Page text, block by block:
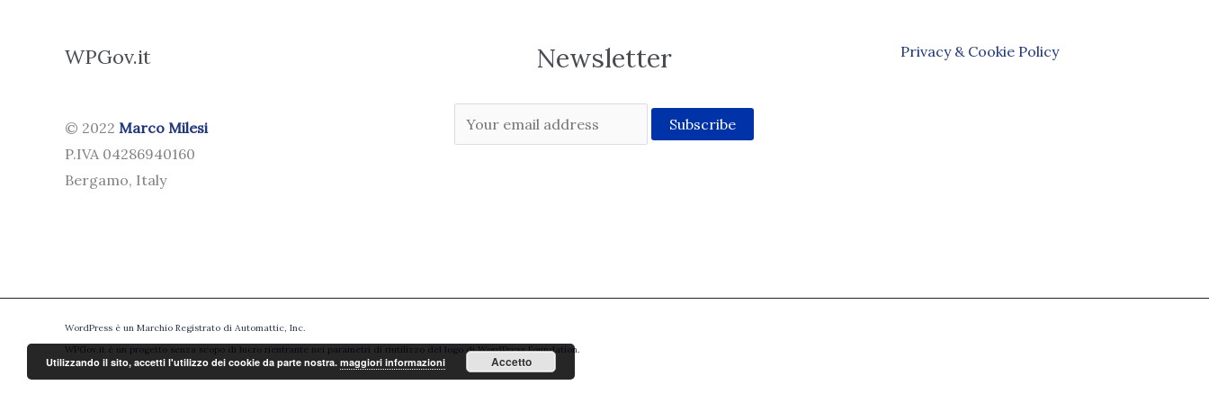
WPGov.it
© 2022 Marco Milesi
P.IVA 04286940160
Bergamo, Italy
Newsletter Privacy & Cookie Policy
WordPress è un Marchio Registrato di Automattic, Inc.
WPGov.it è un progetto senza scopo di lucro rientrante nei parametri di riutilizzo del logo di WordPress Foundation.
Utilizzando il sito, accetti l'utilizzo dei cookie da parte nostra. maggiori informazioni Accetto